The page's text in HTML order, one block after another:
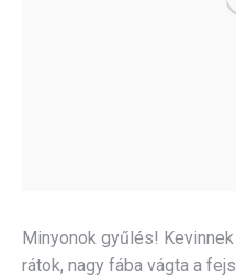
Minyonok gyűlés!
rátok, nagy fába vágta a